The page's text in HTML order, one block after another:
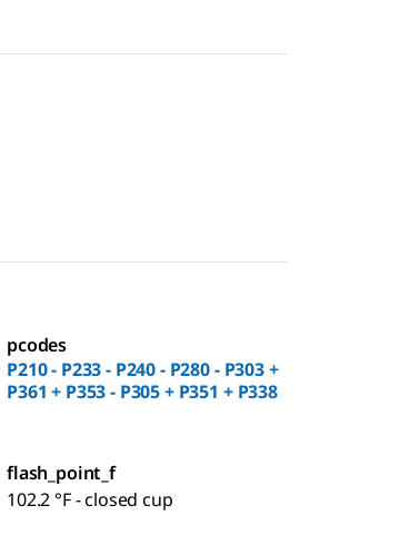
pcodes
P210 - P233 - P240 - P280 - P303 +
P361 + P353 - P305 + P351 + P338
flash_point_f
102.2 °F - closed cup